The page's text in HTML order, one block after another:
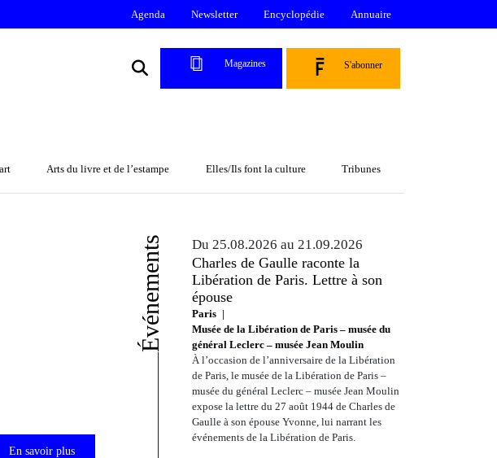
Agenda Newsletter Encyclopédie Annuaire
Magazines S'abonner
Arts du livre et de l’estampe Elles/Ils font la culture Tribunes
En savoir plus
Événements Du 25.08.2026 au 21.09.2026
Charles de Gaulle raconte la
Libération de Paris. Lettre à son
épouse
Paris
Musée de la Libération de Paris – musée du
général Leclerc – musée Jean Moulin
À l’occasion de l’anniversaire de la Libération
de Paris, le musée de la Libération de Paris –
musée du général Leclerc – musée Jean Moulin
expose la lettre du 27 août 1944 de Charles de
Gaulle à son épouse Yvonne, lui narrant les
événements de la Libération de Paris.